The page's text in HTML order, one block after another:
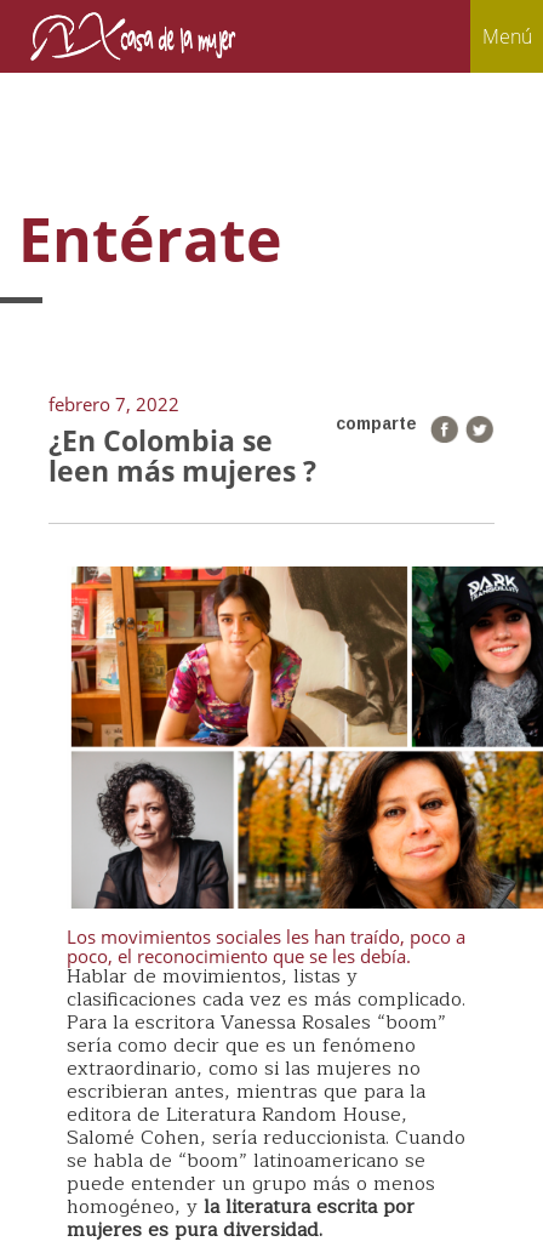
Menú
Entérate
febrero 7, 2022
comparte
¿En Colombia se
leen más mujeres ?
Los movimientos sociales les han traído, poco a
poco, el reconocimiento que se les debía.
Hablar de movimientos, listas y
clasificaciones cada vez es más complicado.
Para la escritora Vanessa Rosales “boom”
sería como decir que es un fenómeno
extraordinario, como si las mujeres no
escribieran antes, mientras que para la
editora de Literatura Random House,
Salomé Cohen, sería reduccionista. Cuando
se habla de “boom” latinoamericano se
puede entender un grupo más o menos
homogéneo, yla literatura escrita por
mujeres es pura diversidad.